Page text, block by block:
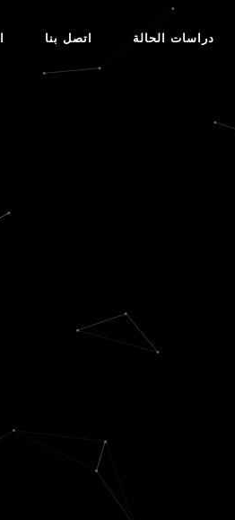
دراسات الحالة اتصل بنا